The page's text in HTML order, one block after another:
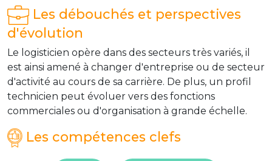
Les débouchés et perspectives
d'évolution
Le logisticien opère dans des secteurs très variés, il
est ainsi amené à changer d'entreprise ou de secteur
d'activité au cours de sa carrière. De plus, un profil
technicien peut évoluer vers des fonctions
commerciales ou d'organisation à grande échelle.
Les compétences clefs